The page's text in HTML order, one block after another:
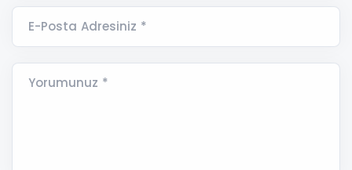
E-Posta Adresiniz *
Yorumunuz *